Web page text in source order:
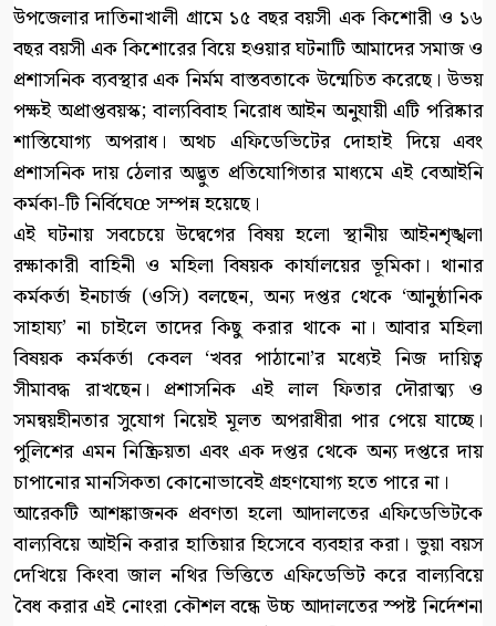
উপজেলার দাতিনাখালী গ্রামে ১৫ বছর বয়সী এক কিশোরী ও ১৬
বছর বয়সী এক কিশোরের বিয়ে হওয়ার ঘটনাটি আমাদের সমাজ ও
প্রশাসনিক ব্যবস্থার এক নির্মম বাস্তবতাকে উন্মেচিত করেছে। উভয়
পক্ষই অপ্রাপ্তবয়স্ক; বাল্যবিবাহ নিরোধ আইন অনুযায়ী এটি পরিষ্কার
শাস্তিযোগ্য অপরাধ। অথচ এফিডেভিটের দোহাই দিয়ে এবং
প্রশাসনিক দায় ঠেলার অদ্ভুত প্রতিযোগিতার মাধ্যমে এই বেআইনি
কর্মকা-টি নির্বিঘেœ সম্পন্ন হয়েছে।
এই ঘটনায় সবচেয়ে উদ্বেগের বিষয় হলো স্থানীয় আইনশৃঙ্খলা
রক্ষাকারী বাহিনী ও মহিলা বিষয়ক কার্যালয়ের ভূমিকা। থানার
কর্মকর্তা ইনচার্জ (ওসি) বলছেন, অন্য দপ্তর থেকে ‘আনুষ্ঠানিক
সাহায্য’ না চাইলে তাদের কিছু করার থাকে না। আবার মহিলা
বিষয়ক কর্মকর্তা কেবল ‘খবর পাঠানো’র মধ্যেই নিজ দায়িত্ব
সীমাবদ্ধ রাখছেন। প্রশাসনিক এই লাল ফিতার দৌরাত্ম্য ও
সমন্বয়হীনতার সুযোগ নিয়েই মূলত অপরাধীরা পার পেয়ে যাচ্ছে।
পুলিশের এমন নিষ্ক্রিয়তা এবং এক দপ্তর থেকে অন্য দপ্তরে দায়
চাপানোর মানসিকতা কোনোভাবেই গ্রহণযোগ্য হতে পারে না।
আরেকটি আশঙ্কাজনক প্রবণতা হলো আদালতের এফিডেভিটকে
বাল্যবিয়ে আইনি করার হাতিয়ার হিসেবে ব্যবহার করা। ভুয়া বয়স
দেখিয়ে কিংবা জাল নথির ভিত্তিতে এফিডেভিট করে বাল্যবিয়ে
বৈধ করার এই নোংরা কৌশল বন্ধে উচ্চ আদালতের স্পষ্ট নির্দেশনা